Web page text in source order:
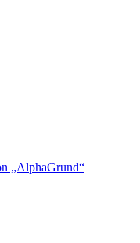
„AlphaGrund“